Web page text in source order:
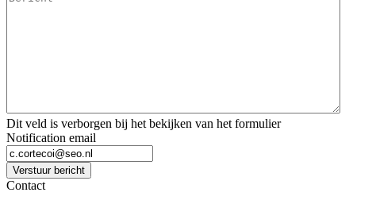
Dit veld is verborgen bij het bekijken van het formulier
Notification email
Verstuur bericht
Contact